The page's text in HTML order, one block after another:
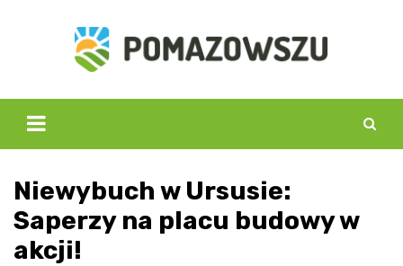
Niewybuch w Ursusie:
Saperzy na placu budowy w
akcji!